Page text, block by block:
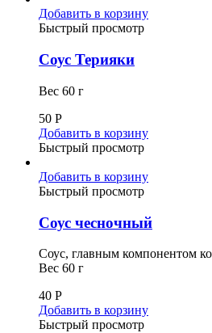
Добавить в корзину
Быстрый просмотр
Соус Терияки
Вес 60 г
50 Р
Добавить в корзину
Быстрый просмотр
Добавить в корзину
Быстрый просмотр
Соус чесночный
Соус, главным компонентом
Вес 60 г
40 Р
Добавить в корзину
Быстрый просмотр